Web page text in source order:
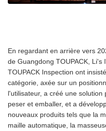
En regardant en arrière vers
de Guangdong TOUPACK, Li's
TOUPACK Inspection ont
catégorie, axée sur un
l'utilisateur, a créé une
peser et emballer, et a
nouveaux produits tels que la
maille automatique, la